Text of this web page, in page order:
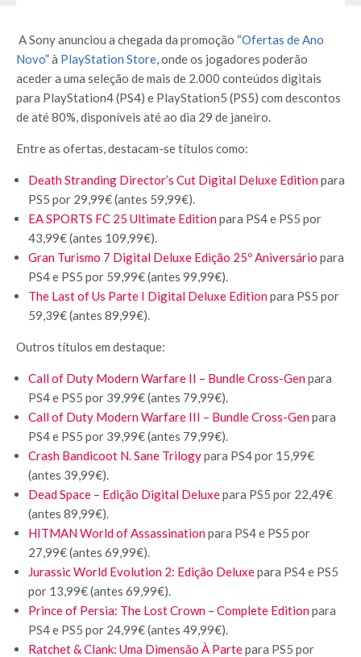
A Sony anunciou a chegada da promoção “Ofertas de Ano
Novo” à PlayStation Store, onde os jogadores poderão
aceder a uma seleção de mais de 2.000 conteúdos digitais
para PlayStation4 (PS4) e PlayStation5 (PS5) com descontos
de até 80%, disponíveis até ao dia 29 de janeiro.
Entre as ofertas, destacam-se títulos como:
Death Stranding Director’s Cut Digital Deluxe Editionpara
PS5 por 29,99€ (antes 59,99€).
EA SPORTS FC 25 Ultimate Editionpara PS4 e PS5 por
43,99€ (antes 109,99€).
Gran Turismo 7 Digital Deluxe Edição 25º Aniversário para
PS4 e PS5 por 59,99€ (antes 99,99€).
The Last of Us Parte I Digital Deluxe Editionpara PS5 por
59,39€ (antes 89,99€).
Outros títulos em destaque:
Call of Duty Modern Warfare II – Bundle Cross-Genpara
PS4 e PS5 por 39,99€ (antes 79,99€).
Call of Duty Modern Warfare III – Bundle Cross-Genpara
PS4 e PS5 por 39,99€ (antes 79,99€).
Crash Bandicoot N. Sane Trilogypara PS4 por 15,99€
(antes 39,99€).
Dead Space – Edição Digital Deluxepara PS5 por 22,49€
(antes 89,99€).
HITMAN World of Assassinationpara PS4 e PS5 por
27,99€ (antes 69,99€).
Jurassic World Evolution 2: Edição Deluxepara PS4 e PS5
por 13,99€ (antes 69,99€).
Prince of Persia: The Lost Crown – Complete Editionpara
PS4 e PS5 por 24,99€ (antes 49,99€).
Ratchet & Clank: Uma Dimensão À Partepara PS5 por